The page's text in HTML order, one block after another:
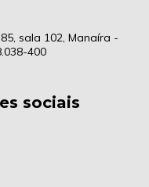
sala 102, Manaíra -
400
sociais